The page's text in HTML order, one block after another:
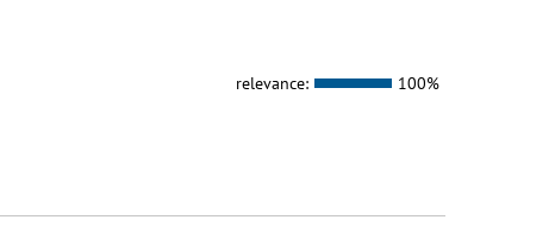
relevance: 100%